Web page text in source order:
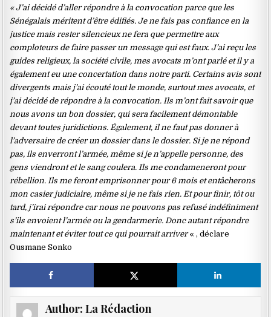
« J’ai décidé d’aller répondre à la convocation parce que les
Sénégalais méritent d’être édifiés. Je ne fais pas confiance en la
justice mais rester silencieux ne fera que permettre aux
comploteurs de faire passer un message qui est faux. J’ai reçu les
guides religieux, la société civile, mes avocats m’ont parlé et il y a
également eu une concertation dans notre parti. Certains avis sont
divergents mais j’ai écouté tout le monde, surtout mes avocats, et
j’ai décidé de répondre à la convocation. Ils m’ont fait savoir que
nous avons un bon dossier, qui sera facilement démontable
devant toutes juridictions. Également, il ne faut pas donner à
l’adversaire de créer un dossier dans le dossier. Si je ne répond
pas, ils enverront l’armée, même si je n’appelle personne, des
gens viendront et le sang coulera. Ils me condameneront pour
rébellion. Ils me feront emprisonner pour 6 mois et entâcherons
mon casier judiciaire, même si je ne fais rien. Et pour finir, tôt ou
tard, j’irai répondre car nous ne pouvons pas refusé indéfiniment
s’ils envoient l’armée ou la gendarmerie. Donc autant répondre
maintenant et éviter tout ce qui pourrait arriver« , déclare
Ousmane Sonko
Author: La Rédaction